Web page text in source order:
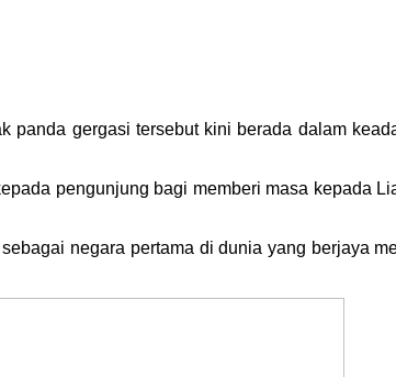
gergasi tersebut kini berada dalam
pengunjung bagi memberi masa kepada
negara pertama di dunia yang berjaya